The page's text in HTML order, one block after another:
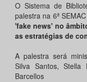
O Sistema de
palestra na 6ª
'fake news' no
as estratégias de
A palestra será
Silva Santos, Stella
Barcellos